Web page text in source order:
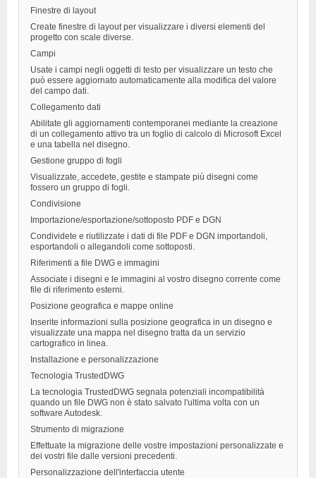
Finestre di layout
Create finestre di layout per visualizzare i diversi elementi del
progetto con scale diverse.
Campi
Usate i campi negli oggetti di testo per visualizzare un testo che
può essere aggiornato automaticamente alla modifica del valore
del campo dati.
Collegamento dati
Abilitate gli aggiornamenti contemporanei mediante la creazione
di un collegamento attivo tra un foglio di calcolo di Microsoft Excel
e una tabella nel disegno.
Gestione gruppo di fogli
Visualizzate, accedete, gestite e stampate più disegni come
fossero un gruppo di fogli.
Condivisione
Importazione/esportazione/sottoposto PDF e DGN
Condividete e riutilizzate i dati di file PDF e DGN importandoli,
esportandoli o allegandoli come sottoposti.
Riferimenti a file DWG e immagini
Associate i disegni e le immagini al vostro disegno corrente come
file di riferimento esterni.
Posizione geografica e mappe online
Inserite informazioni sulla posizione geografica in un disegno e
visualizzate una mappa nel disegno tratta da un servizio
cartografico in linea.
Installazione e personalizzazione
Tecnologia TrustedDWG
La tecnologia TrustedDWG segnala potenziali incompatibilità
quando un file DWG non è stato salvato l'ultima volta con un
software Autodesk.
Strumento di migrazione
Effettuate la migrazione delle vostre impostazioni personalizzate e
dei vostri file dalle versioni precedenti.
Personalizzazione dell'interfaccia utente